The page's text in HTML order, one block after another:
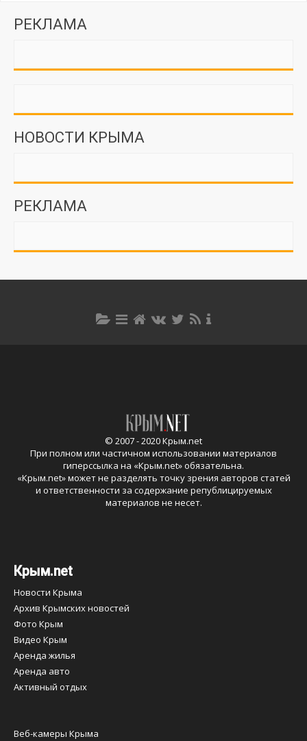
РЕКЛАМА
НОВОСТИ КРЫМА
РЕКЛАМА
© 2007 - 2020 Крым.net
При полном или частичном использовании материалов
гиперссылка на «Крым.net» обязательна.
«Крым.net» может не разделять точку зрения авторов статей
и ответственности за содержание републицируемых
материалов не несет.
Крым.net
Новости Крыма
Архив Крымских новостей
Фото Крым
Видео Крым
Аренда жилья
Аренда авто
Активный отдых
Веб-камеры Крыма